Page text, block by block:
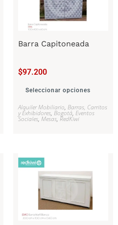
Barra Capitoneada
$97.200
Seleccionar opciones
Alquiler Mobiliario, Barras, Carritos
y Exhibidores, Bogotá, Eventos
Sociales, Mesas, RedKiwi